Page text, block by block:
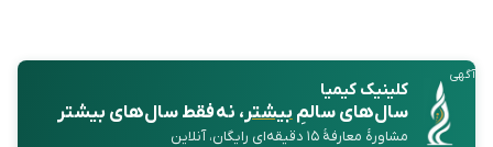
آگهی
کلینیک کیمیا
سال‌های سالمِبیشتر، نه فقط سال‌های بیشتر
مشاورهٔ معارفهٔ ۱۵ دقیقه‌ای رایگان، آنلاین